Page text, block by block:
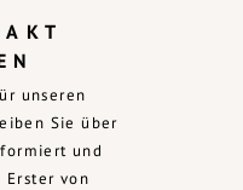
unseren
Sie über
und
von